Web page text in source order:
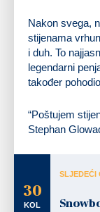
Nakon svega,
stijenama
i duh. To
legendarni
također
“Poštujem
Stephan
30
KOL
SLJEDEĆI